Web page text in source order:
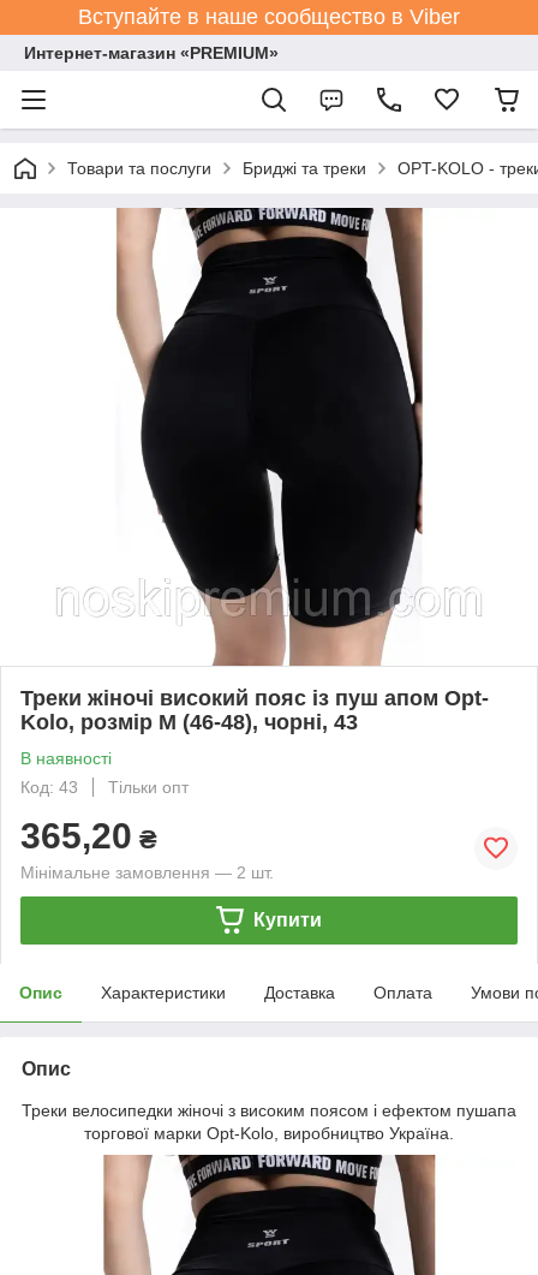
Вступайте в наше сообщество в Viber
Интернет-магазин «PREMIUM»
Товари та послуги Бриджі та треки OPT-KOLO -
Треки жіночі високий пояс із пуш апом Opt-
Kolo, розмір M (46-48), чорні, 43
В наявності
Код: 43
Тільки опт
365,20 ₴
Мінімальне замовлення — 2 шт.
Купити
Опис Характеристики Доставка Оплата Умови
Опис
Треки велосипедки жіночі з високим поясом і ефектом пушапа
торгової марки Opt-Kolo, виробництво Україна.